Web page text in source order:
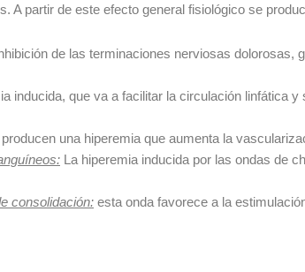
A partir de este efecto general fisiológico se
de las terminaciones nerviosas dolorosas,
inducida, que va a facilitar la circulación linfática
una hiperemia que aumenta la
La hiperemia inducida por las ondas de
consolidación: esta onda favorece a la